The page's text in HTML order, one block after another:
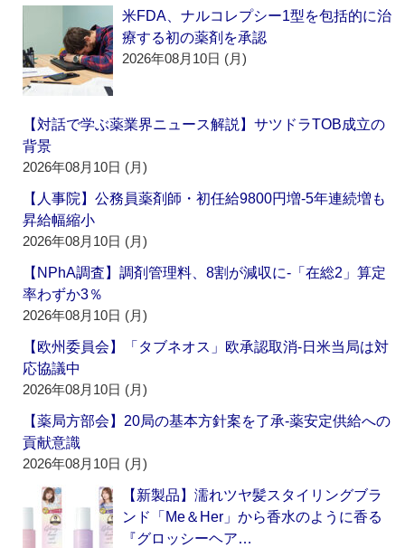
米FDA、ナルコレプシー1型を包括的に治
療する初の薬剤を承認
2026年08月10日 (月)
【対話で学ぶ薬業界ニュース解説】サツドラTOB成立の
背景
2026年08月10日 (月)
【人事院】公務員薬剤師・初任給9800円増‐5年連続増も
昇給幅縮小
2026年08月10日 (月)
【NPhA調査】調剤管理料、8割が減収に‐「在総2」算定
率わずか3％
2026年08月10日 (月)
【欧州委員会】「タブネオス」欧承認取消‐日米当局は対
応協議中
2026年08月10日 (月)
【薬局方部会】20局の基本方針案を了承‐薬安定供給への
貢献意識
2026年08月10日 (月)
【新製品】濡れツヤ髪スタイリングブラ
ンド「Me＆Her」から香水のように香る
『グロッシーヘア…